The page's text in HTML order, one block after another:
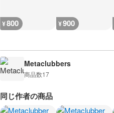
¥800 ¥900
Metaclubbers
商品数17
同じ作者の商品